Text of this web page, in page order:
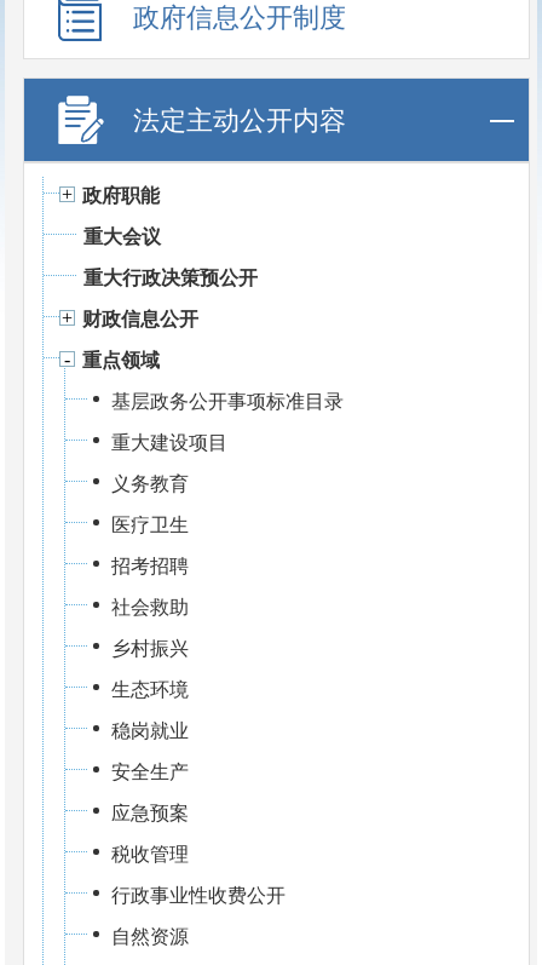
政府信息公开制度
法定主动公开内容
政府职能
重大会议
重大行政决策预公开
财政信息公开
重点领域
基层政务公开事项标准目录
重大建设项目
义务教育
医疗卫生
招考招聘
社会救助
乡村振兴
生态环境
稳岗就业
安全生产
应急预案
税收管理
行政事业性收费公开
自然资源